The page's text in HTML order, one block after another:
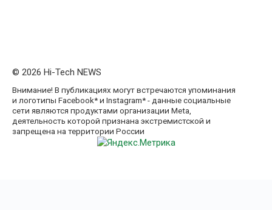
© 2026 Hi-Tech NEWS
Внимание! В публикациях могут встречаются упоминания
и логотипы Facebook* и Instagram* - данные социальные
сети являются продуктами организации Meta,
деятельность которой признана экстремистской и
запрещена на территории России